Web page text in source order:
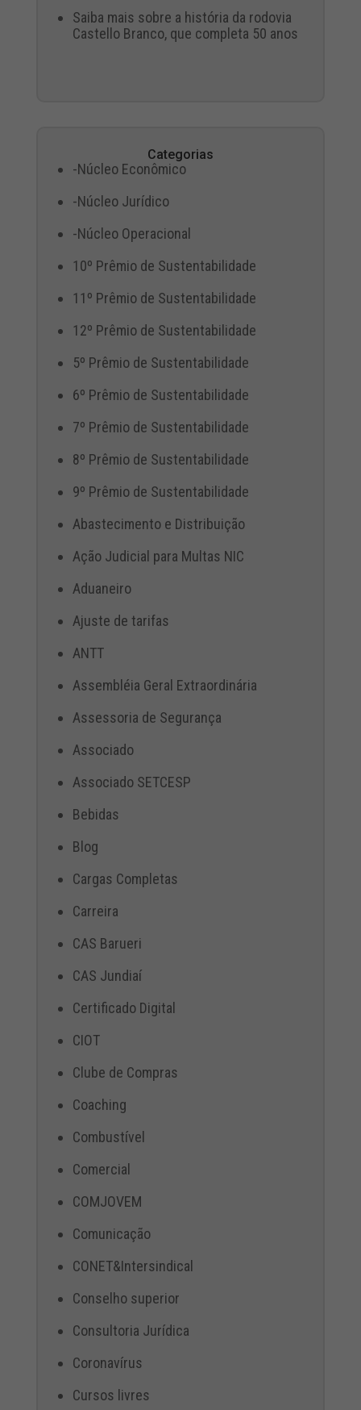
Saiba mais sobre a história da rodovia
Castello Branco, que completa 50 anos
Categorias
-Núcleo Econômico
-Núcleo Jurídico
-Núcleo Operacional
10º Prêmio de Sustentabilidade
11º Prêmio de Sustentabilidade
12º Prêmio de Sustentabilidade
5º Prêmio de Sustentabilidade
6º Prêmio de Sustentabilidade
7º Prêmio de Sustentabilidade
8º Prêmio de Sustentabilidade
9º Prêmio de Sustentabilidade
Abastecimento e Distribuição
Ação Judicial para Multas NIC
Aduaneiro
Ajuste de tarifas
ANTT
Assembléia Geral Extraordinária
Assessoria de Segurança
Associado
Associado SETCESP
Bebidas
Blog
Cargas Completas
Carreira
CAS Barueri
CAS Jundiaí
Certificado Digital
CIOT
Clube de Compras
Coaching
Combustível
Comercial
COMJOVEM
Comunicação
CONET&Intersindical
Conselho superior
Consultoria Jurídica
Coronavírus
Cursos livres